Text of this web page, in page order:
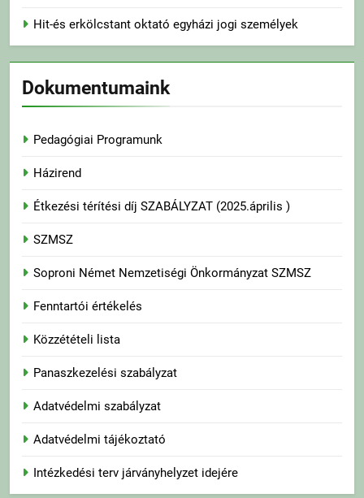
Hit-és erkölcstant oktató egyházi jogi személyek
Dokumentumaink
Pedagógiai Programunk
Házirend
Étkezési térítési díj SZABÁLYZAT (2025.április )
SZMSZ
Soproni Német Nemzetiségi Önkormányzat SZMSZ
Fenntartói értékelés
Közzétételi lista
Panaszkezelési szabályzat
Adatvédelmi szabályzat
Adatvédelmi tájékoztató
Intézkedési terv járványhelyzet idejére